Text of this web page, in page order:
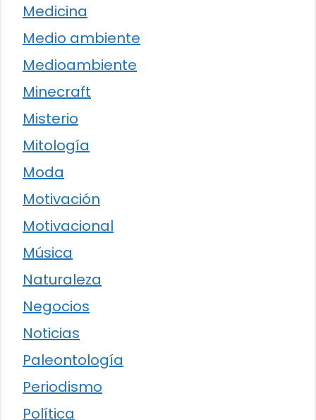
Medicina
Medio ambiente
Medioambiente
Minecraft
Misterio
Mitología
Moda
Motivación
Motivacional
Música
Naturaleza
Negocios
Noticias
Paleontología
Periodismo
Política